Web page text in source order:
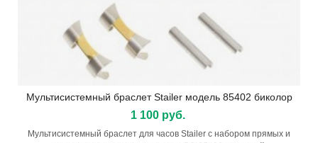
Мультисистемный браслет Stailer модель 85402 биколор
1 100 руб.
Мультисистемный браслет для часов Stailer с набором прямых и